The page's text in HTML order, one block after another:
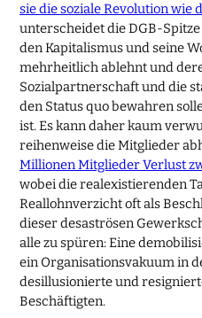
sie die soziale Revolution wie
unterscheidet die DGB-
den Kapitalismus und seine
mehrheitlich ablehnt und
Sozialpartnerschaft und die
den Status quo bewahren
ist. Es kann daher kaum
reihenweise die Mitglieder
Millionen Mitglieder Verlust
wobei die realexistierenden
Reallohnverzicht oft als
dieser desaströsen
alle zu spüren: Eine
ein Organisationsvakuum in
desillusionierte und
Beschäftigten.